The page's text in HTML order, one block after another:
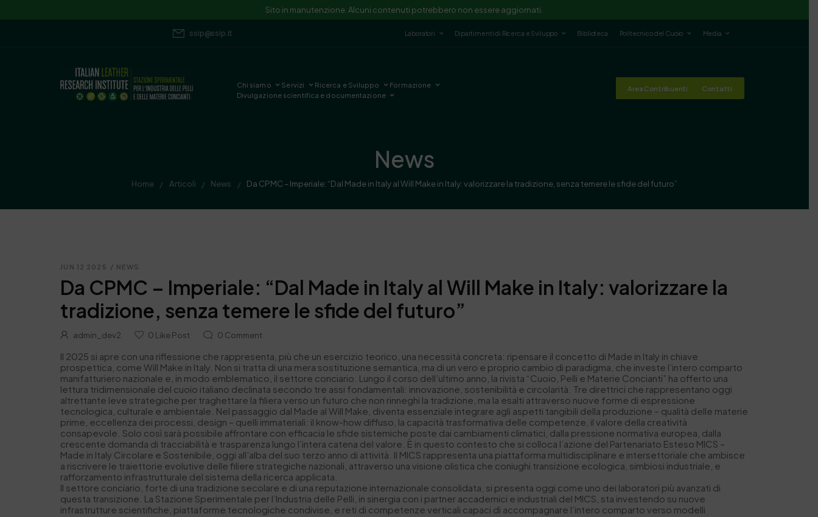
Sito in manutenzione. Alcuni contenuti potrebbero non essere aggiornati.
ssip@ssip.it Laboratori Dipartimenti di Ricerca e Sviluppo Biblioteca Politecnico del Cuoio Media
Chi siamo Servizi Ricerca e Sviluppo
Formazione
Divulgazione scientifica e documentazione
Area Contribuenti Contatti
News
Home / Articoli / News / Da CPMC – Imperiale: “Dal Made in Italy al Will Make in Italy: valorizzare la tradizione, senza temere le sfide del futuro”
JUN 12 2025 / NEWS
Da CPMC – Imperiale: “Dal Made in Italy al Will Make in Italy: valorizzare la
tradizione, senza temere le sfide del futuro”
admin_dev2 0 Like Post 0 Comment
Il 2025 si apre con una riflessione che rappresenta, più che un esercizio teorico, una necessità concreta: ripensare il concetto di Made in Italy in chiave
prospettica, come Will Make in Italy. Non si tratta di una mera sostituzione semantica, ma di un vero e proprio cambio di paradigma, che investe l’intero comparto
manifatturiero nazionale e, in modo emblematico, il settore conciario. Lungo il corso dell’ultimo anno, la rivista “Cuoio, Pelli e Materie Concianti” ha offerto una
lettura tridimensionale del cuoio italiano declinata secondo tre assi fondamentali: innovazione, sostenibilità e circolarità. Tre direttrici che rappresentano oggi
altrettante leve strategiche per traghettare la filiera verso un futuro che non rinneghi la tradizione, ma la esalti attraverso nuove forme di espressione
tecnologica, culturale e ambientale. Nel passaggio dal Made al Will Make, diventa essenziale integrare agli aspetti tangibili della produzione – qualità delle materie
prime, eccellenza dei processi, design – quelli immateriali: il know-how diffuso, la capacità trasformativa delle competenze, il valore della creatività
consapevole. Solo così sarà possibile affrontare con efficacia le sfide sistemiche poste dai cambiamenti climatici, dalla pressione normativa europea, dalla
crescente domanda di tracciabilità e trasparenza lungo l’intera catena del valore. È in questo contesto che si colloca l’azione del Partenariato Esteso MICS –
Made in Italy Circolare e Sostenibile, oggi all’alba del suo terzo anno di attività. Il MICS rappresenta una piattaforma multidisciplinare e intersettoriale che ambisce
a riscrivere le traiettorie evolutive delle filiere strategiche nazionali, attraverso una visione olistica che coniughi transizione ecologica, simbiosi industriale, e
rafforzamento infrastrutturale del sistema della ricerca applicata.
Il settore conciario, forte di una tradizione secolare e di una reputazione internazionale consolidata, si presenta oggi come uno dei laboratori più avanzati di
questa transizione. La Stazione Sperimentale per l’Industria delle Pelli, in sinergia con i partner accademici e industriali del MICS, sta investendo su nuove
infrastrutture scientifiche, piattaforme tecnologiche condivise, e reti di competenze verticali capaci di accompagnare l’intero comparto verso modelli